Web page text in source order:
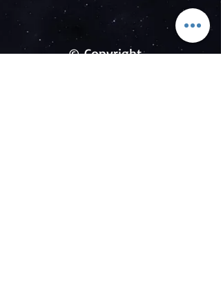
© Copyright